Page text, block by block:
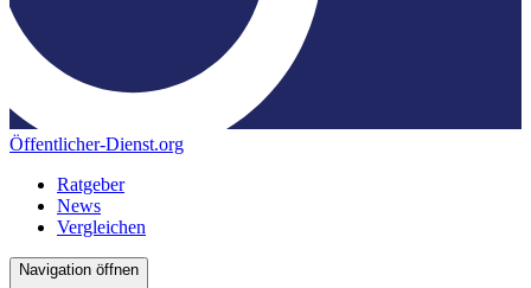
Öffentlicher-Dienst.org
Ratgeber
News
Vergleichen
Navigation öffnen